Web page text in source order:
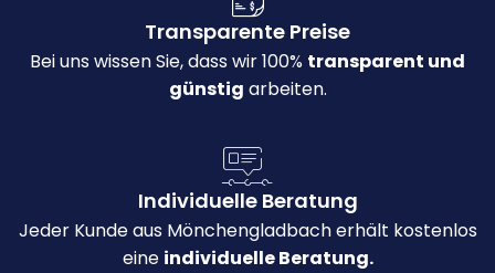
Transparente Preise
Bei uns wissen Sie, dass wir 100% transparent und
günstig arbeiten.
Individuelle Beratung
Jeder Kunde aus Mönchengladbach erhält kostenlos
eine individuelle Beratung.